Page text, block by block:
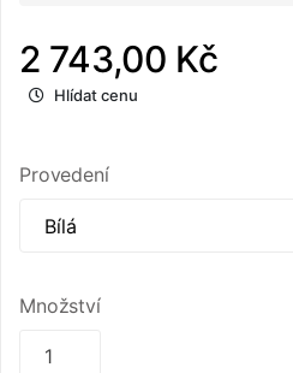
2 743,00 Kč
Hlídat cenu
Provedení
Množství